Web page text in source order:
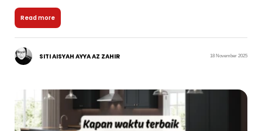
Read more
SITI AISYAH AYYA AZ ZAHIR 18 November 2025